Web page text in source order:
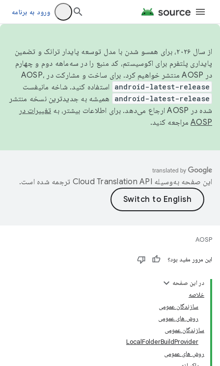
ورود به برنامه
از سال ۲۰۲۶، برای همسو شدن با مدل توسعه پایدار ترانک و تضمین
پایداری پلتفرم برای اکوسیستم، کد منبع را در سه‌ماهه دوم و چهارم
در AOSP منتشر خواهیم کرد. برای ساخت و مشارکت در AOSP،
android-latest-release استفاده کنید. شاخه مانیفست
android-latest-release
همیشه به جدیدترین نسخه منتشر
شده در AOSP ارجاع می‌دهد. برای اطلاعات بیشتر، به
تغییرات در
AOSP مراجعه کنید.
این صفحه به‌وسیله ترجمه شده است.
AOSP
این مرور مفید بود؟
در این صفحه
خلاصه
سازندگان عمومی
روش های عمومی
سازندگان عمومی
LocalFolderBuildProvider
روش های عمومی